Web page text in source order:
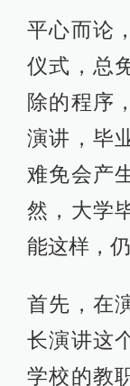
平心而论
仪式，总
除的程序
演讲，毕
难免会产
然，大学
能这样，
首先，在
长演讲这
学校的教